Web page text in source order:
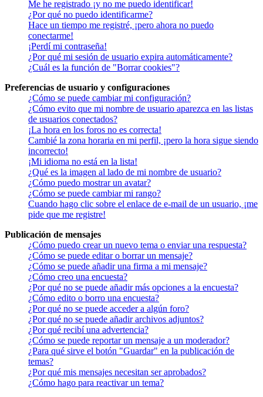
Me he registrado ¡y no me puedo identificar!
¿Por qué no puedo identificarme?
Hace un tiempo me registré, ¡pero ahora no puedo
conectarme!
¡Perdí mi contraseña!
¿Por qué mi sesión de usuario expira automáticamente?
¿Cuál es la función de "Borrar cookies"?
Preferencias de usuario y configuraciones
¿Cómo se puede cambiar mi configuración?
¿Cómo evito que mi nombre de usuario aparezca en las listas
de usuarios conectados?
¡La hora en los foros no es correcta!
Cambié la zona horaria en mi perfil, ¡pero la hora sigue siendo
incorrecto!
¡Mi idioma no está en la lista!
¿Qué es la imagen al lado de mi nombre de usuario?
¿Cómo puedo mostrar un avatar?
¿Cómo se puede cambiar mi rango?
Cuando hago clic sobre el enlace de e-mail de un usuario, ¡me
pide que me registre!
Publicación de mensajes
¿Cómo puedo crear un nuevo tema o enviar una respuesta?
¿Cómo se puede editar o borrar un mensaje?
¿Cómo se puede añadir una firma a mi mensaje?
¿Cómo creo una encuesta?
¿Por qué no se puede añadir más opciones a la encuesta?
¿Cómo edito o borro una encuesta?
¿Por qué no se puede acceder a algún foro?
¿Por qué no se puede añadir archivos adjuntos?
¿Por qué recibí una advertencia?
¿Cómo se puede reportar un mensaje a un moderador?
¿Para qué sirve el botón "Guardar" en la publicación de
temas?
¿Por qué mis mensajes necesitan ser aprobados?
¿Cómo hago para reactivar un tema?